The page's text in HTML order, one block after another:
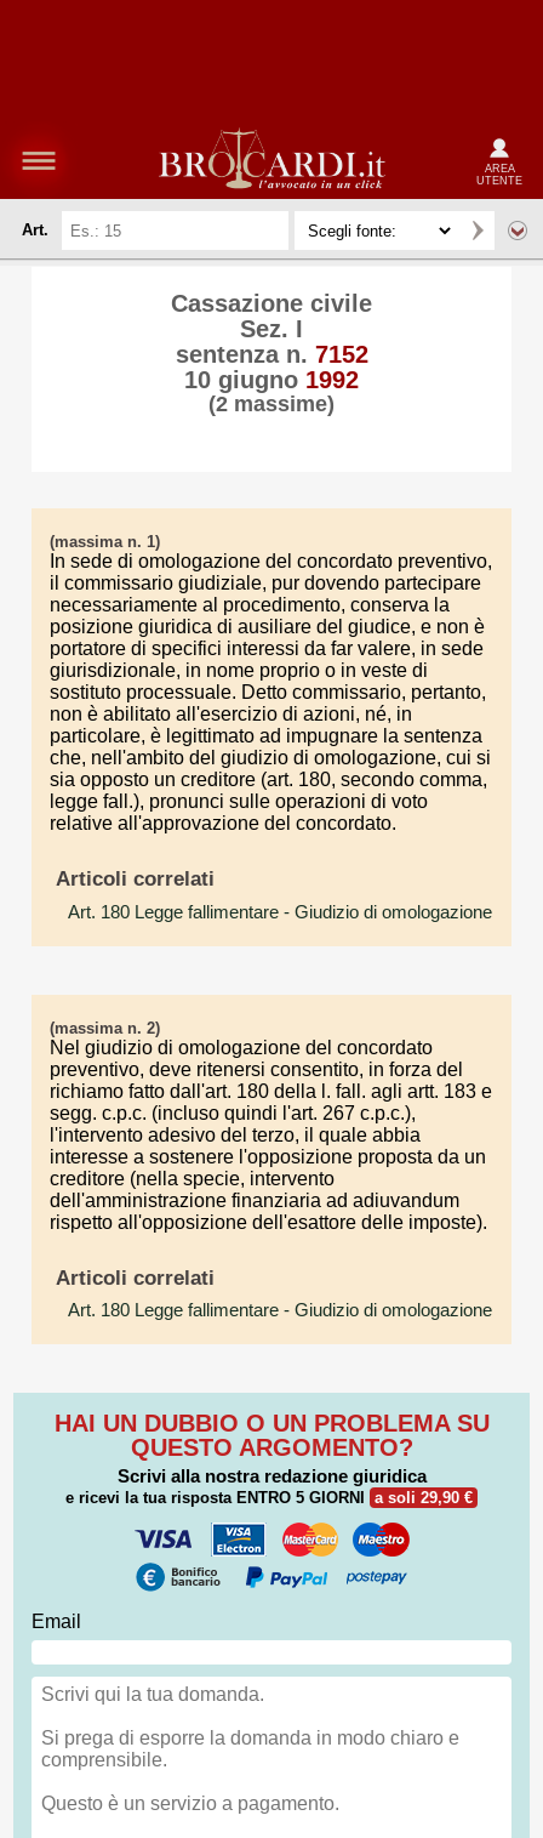
AREA
UTENTE
Art.
Cassazione civile
Sez. I
sentenza n. 7152
10 giugno 1992
(2 massime)
(massima n. 1)
In sede di omologazione del concordato preventivo,
il commissario giudiziale, pur dovendo partecipare
necessariamente al procedimento, conserva la
posizione giuridica di ausiliare del giudice, e non è
portatore di specifici interessi da far valere, in sede
giurisdizionale, in nome proprio o in veste di
sostituto processuale. Detto commissario, pertanto,
non è abilitato all'esercizio di azioni, né, in
particolare, è legittimato ad impugnare la sentenza
che, nell'ambito del giudizio di omologazione, cui si
sia opposto un creditore (art. 180, secondo comma,
legge fall.), pronunci sulle operazioni di voto
relative all'approvazione del concordato.
Articoli correlati
Art. 180 Legge fallimentare - Giudizio di omologazione
(massima n. 2)
Nel giudizio di omologazione del concordato
preventivo, deve ritenersi consentito, in forza del
richiamo fatto dall'art. 180 della l. fall. agli artt. 183 e
segg. c.p.c. (incluso quindi l'art. 267 c.p.c.),
l'intervento adesivo del terzo, il quale abbia
interesse a sostenere l'opposizione proposta da un
creditore (nella specie, intervento
dell'amministrazione finanziaria ad adiuvandum
rispetto all'opposizione dell'esattore delle imposte).
Articoli correlati
Art. 180 Legge fallimentare - Giudizio di omologazione
HAI UN DUBBIO O UN PROBLEMA SU
QUESTO ARGOMENTO?
Scrivi alla nostra redazione giuridica
e ricevi la tua risposta ENTRO 5 GIORNI a soli 29,90 €
Email